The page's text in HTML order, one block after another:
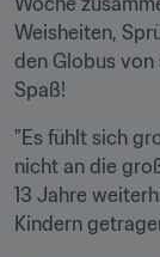
Weisheiten,
den Globus von
Spaß!
"Es fühlt sich
nicht an die
13 Jahre
Kindern